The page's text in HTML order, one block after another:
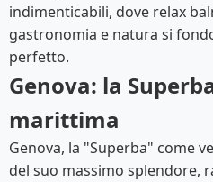
indimenticabili, dove relax
gastronomia e natura si
perfetto.
Genova: la
marittima
Genova, la "Superba" come
del suo massimo splendore,